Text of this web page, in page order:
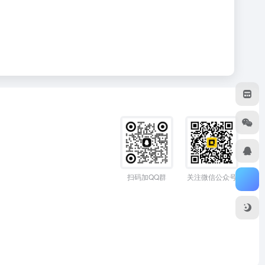
扫码加QQ群 关注微信公众号